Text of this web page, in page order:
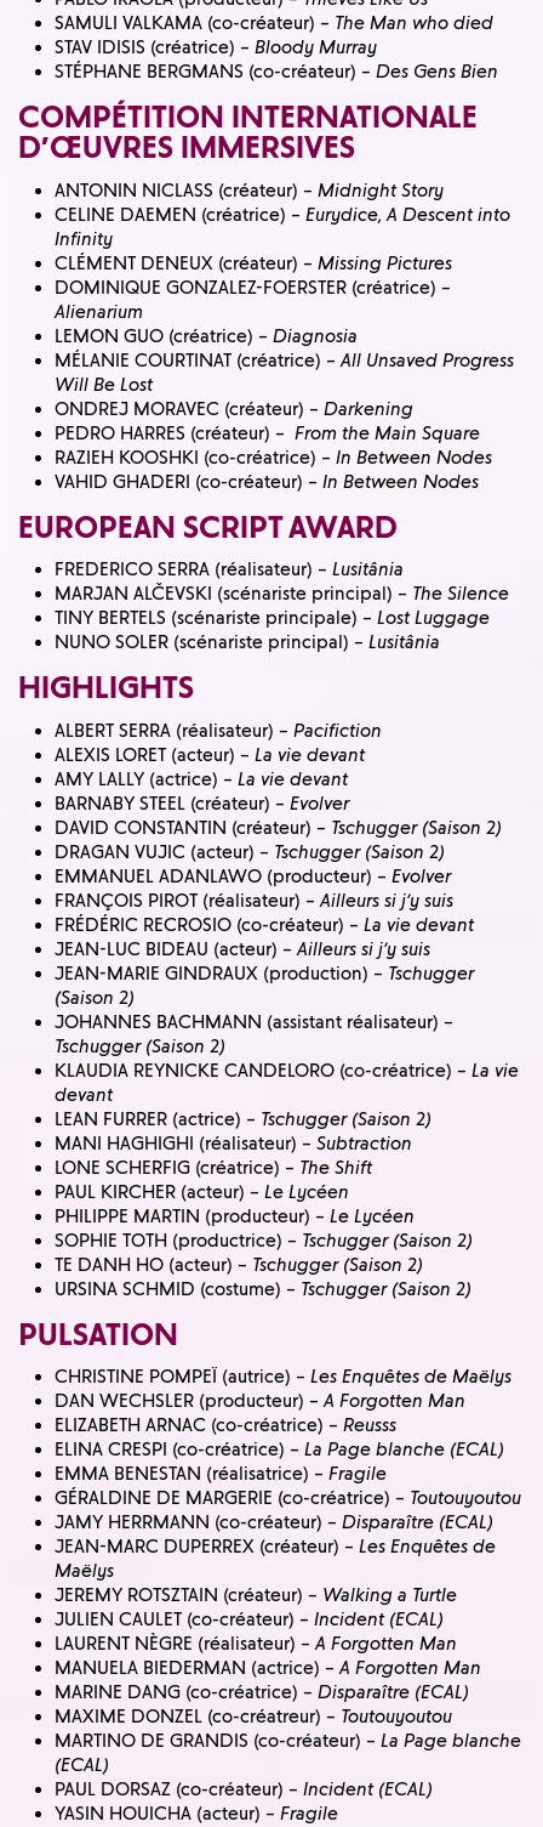
SAMULI VALKAMA (co-créateur) – The Man who died
STAV IDISIS (créatrice) – Bloody Murray
STÉPHANE BERGMANS (co-créateur) – Des Gens Bien
COMPÉTITION INTERNATIONALE
D’ŒUVRES IMMERSIVES
ANTONIN NICLASS (créateur) – Midnight Story
CELINE DAEMEN (créatrice) – Eurydice, A Descent into
Infinity
CLÉMENT DENEUX (créateur) – Missing Pictures
DOMINIQUE GONZALEZ-FOERSTER (créatrice) –
Alienarium
LEMON GUO (créatrice) – Diagnosia
MÉLANIE COURTINAT (créatrice) – All Unsaved Progress
Will Be Lost
ONDREJ MORAVEC (créateur) – Darkening
PEDRO HARRES (créateur) – From the Main Square
RAZIEH KOOSHKI (co-créatrice) – In Between Nodes
VAHID GHADERI (co-créateur) – In Between Nodes
EUROPEAN SCRIPT AWARD
FREDERICO SERRA (réalisateur) – Lusitânia
MARJAN ALČEVSKI (scénariste principal) – The Silence
TINY BERTELS (scénariste principale) – Lost Luggage
NUNO SOLER (scénariste principal) – Lusitânia
HIGHLIGHTS
ALBERT SERRA (réalisateur) – Pacifiction
ALEXIS LORET (acteur) – La vie devant
AMY LALLY (actrice) – La vie devant
BARNABY STEEL (créateur) – Evolver
DAVID CONSTANTIN (créateur) – Tschugger (Saison 2)
DRAGAN VUJIC (acteur) – Tschugger (Saison 2)
EMMANUEL ADANLAWO (producteur) – Evolver
FRANÇOIS PIROT (réalisateur) – Ailleurs si j’y suis
FRÉDÉRIC RECROSIO (co-créateur) – La vie devant
JEAN-LUC BIDEAU (acteur) – Ailleurs si j’y suis
JEAN-MARIE GINDRAUX (production) – Tschugger
(Saison 2)
JOHANNES BACHMANN (assistant réalisateur) –
Tschugger (Saison 2)
KLAUDIA REYNICKE CANDELORO (co-créatrice) – La vie
devant
LEAN FURRER (actrice) – Tschugger (Saison 2)
MANI HAGHIGHI (réalisateur) – Subtraction
LONE SCHERFIG (créatrice) – The Shift
PAUL KIRCHER (acteur) – Le Lycéen
PHILIPPE MARTIN (producteur) – Le Lycéen
SOPHIE TOTH (productrice) – Tschugger (Saison 2)
TE DANH HO (acteur) – Tschugger (Saison 2)
URSINA SCHMID (costume) – Tschugger (Saison 2)
PULSATION
CHRISTINE POMPEÏ (autrice) – Les Enquêtes de Maëlys
DAN WECHSLER (producteur) –A Forgotten Man
ELIZABETH ARNAC (co-créatrice) – Reusss
ELINA CRESPI (co-créatrice) – La Page blanche (ECAL)
EMMA BENESTAN (réalisatrice) – Fragile
GÉRALDINE DE MARGERIE (co-créatrice) – Toutouyoutou
JAMY HERRMANN (co-créateur) – Disparaître (ECAL)
JEAN-MARC DUPERREX (créateur) – Les Enquêtes de
Maëlys
JEREMY ROTSZTAIN (créateur) – Walking a Turtle
JULIEN CAULET (co-créateur) – Incident (ECAL)
LAURENT NÈGRE (réalisateur) –A Forgotten Man
MANUELA BIEDERMAN (actrice) –A Forgotten Man
MARINE DANG (co-créatrice) – Disparaître (ECAL)
MAXIME DONZEL (co-créatreur) – Toutouyoutou
MARTINO DE GRANDIS (co-créateur) – La Page blanche
(ECAL)
PAUL DORSAZ (co-créateur) – Incident (ECAL)
YASIN HOUICHA (acteur) – Fragile